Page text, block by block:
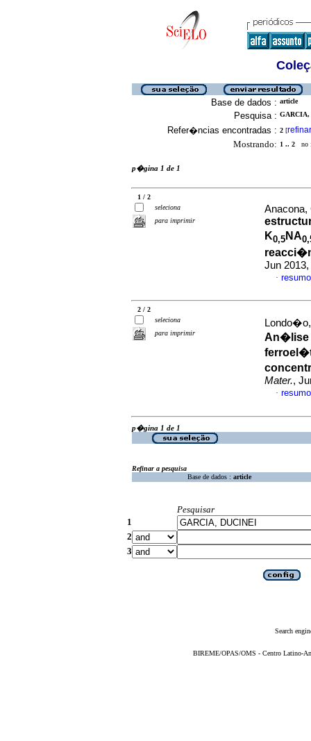
Base de dados : article
Pesquisa :
Refer�ncias encontradas : 2 [refinar
Mostrando: 1 .. 2 no
p�gina 1 de 1
1 / 2
seleciona
para imprimir
K0,5 NA
Jun
·
2 / 2
seleciona
para imprimir
An�lise
Mater.,
·
p�gina 1 de 1
Refinar a pesquisa
Base de dados : article
Pesquisar
1
2
3
Search
BIREME/OPAS/OMS - Centro Latino-